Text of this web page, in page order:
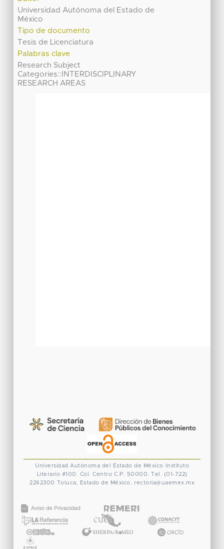
Universidad Autónoma del Estado de
México
Tipo de documento
Tesis de Licenciatura
Palabras clave
Research Subject
Categories::INTERDISCIPLINARY
RESEARCH AREAS
Universidad Autónoma del Estado de México
Instituto
Literario #100. Col. Centro C.P. 50000. Tel. (01-722)
2262300 Toluca, Estado de México. rectoria@uaemex.mx